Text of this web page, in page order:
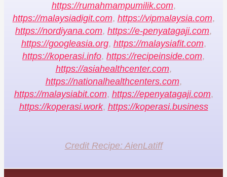
https://rumahmampumilik.com,
https://malaysiadigit.com, https://vipmalaysia.com,
https://nordiyana.com, https://e-penyatagaji.com,
https://googleasia.org, https://malaysiafit.com,
https://koperasi.info, https://recipeinside.com,
https://asiahealthcenter.com,
https://nationalhealthcenters.com,
https://malaysiabit.com, https://epenyatagaji.com,
https://koperasi.work, https://koperasi.business
Credit Recipe: AienLatiff